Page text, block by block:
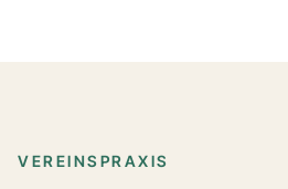
VEREINSPRAXIS